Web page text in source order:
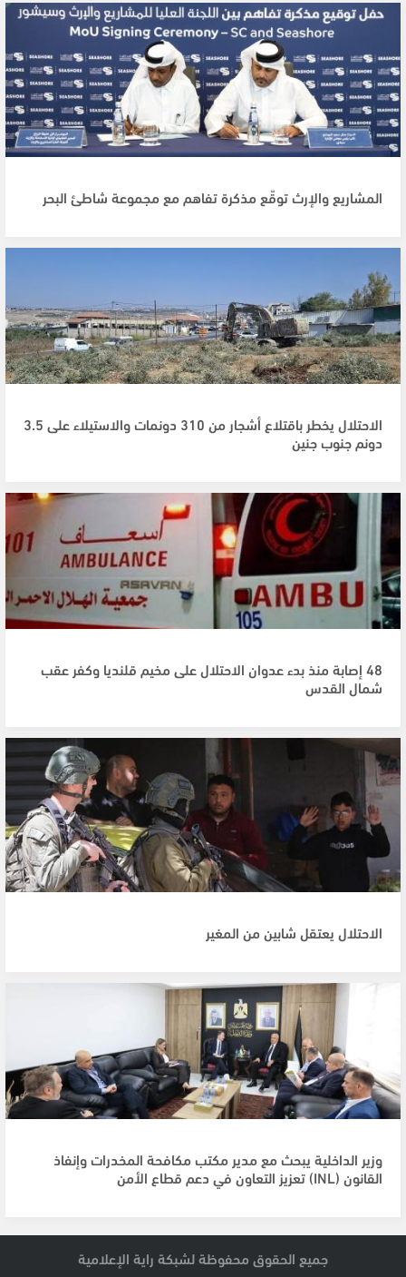
المشاريع والإرث توقّع مذكرة تفاهم مع مجموعة شاطئ البحر
الاحتلال يخطر باقتلاع أشجار من 310 دونمات والاستيلاء على 3.5
دونم جنوب جنين
48 إصابة منذ بدء عدوان الاحتلال على مخيم قلنديا وكفر عقب
شمال القدس
الاحتلال يعتقل شابين من المغير
وزير الداخلية يبحث مع مدير مكتب مكافحة المخدرات وإنفاذ
القانون (INL) تعزيز التعاون في دعم قطاع الأمن
جميع الحقوق محفوظة لشبكة راية الإعلامية